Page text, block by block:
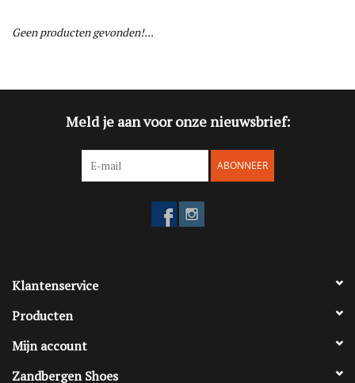
Geen producten gevonden!...
Meld je aan voor onze nieuwsbrief:
ABONNEER
Klantenservice
Producten
Mijn account
Zandbergen Shoes